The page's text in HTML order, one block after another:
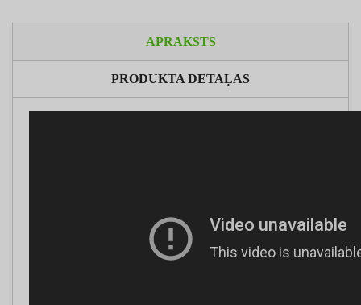
APRAKSTS
PRODUKTA DETAĻAS